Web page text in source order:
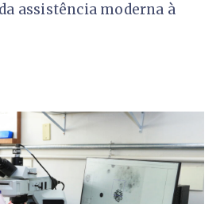
assistência moderna à